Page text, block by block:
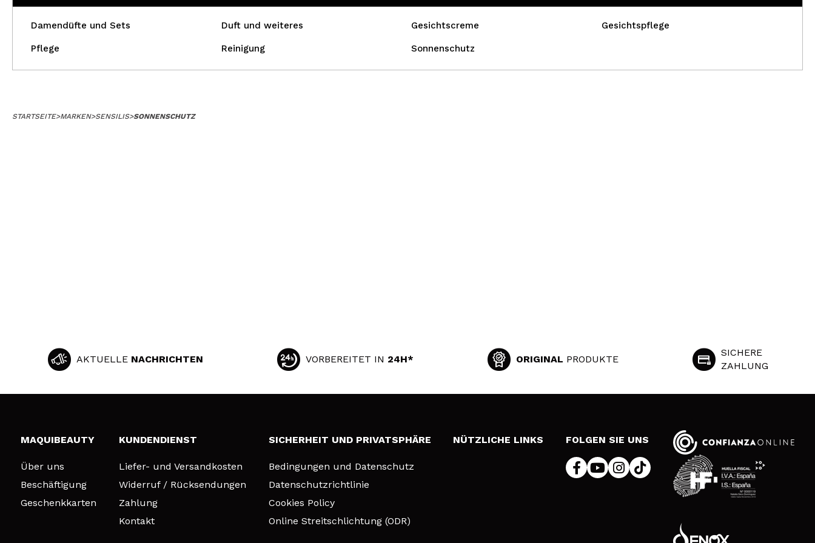
Damendüfte und Sets Duft und weiteres Gesichtscreme Gesichtspflege
Pflege Reinigung Sonnenschutz
STARTSEITE>MARKEN>SENSILIS>SONNENSCHUTZ
AKTUELLE NACHRICHTEN VORBEREITET IN 24H* ORIGINAL PRODUKTE
SICHERE
ZAHLUNG
MAQUIBEAUTY
Über uns
Beschäftigung
Geschenkkarten
KUNDENDIENST
Liefer- und Versandkosten
Widerruf / Rücksendungen
Zahlung
Kontakt
SICHERHEIT UND PRIVATSPHÄRE
Bedingungen und Datenschutz
Datenschutzrichtlinie
Cookies Policy
Online Streitschlichtung (ODR)
NÜTZLICHE LINKS FOLGEN SIE UNS